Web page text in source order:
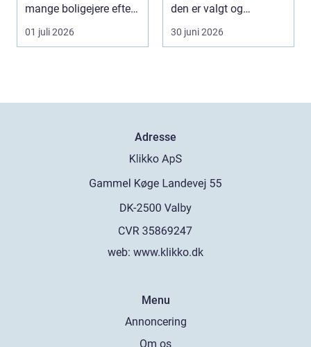
mange boligejere efter
en maler R...
01 juli 2026
den er valgt og
monteret rigtigt, gi...
30 juni 2026
Adresse
web: www.klikko.dk
Menu
Annoncering
Om os